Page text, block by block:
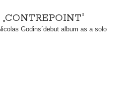
Godins´debut album as a solo